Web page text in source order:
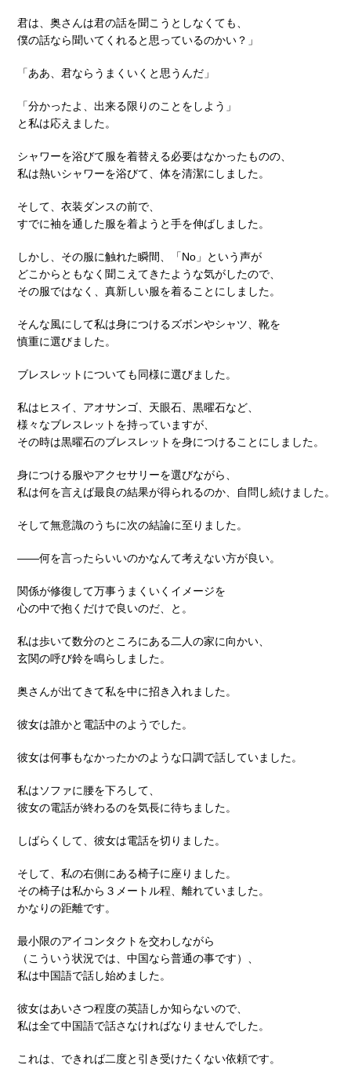
君は、奥さんは君の話を聞こうとしなくても、
僕の話なら聞いてくれると思っているのかい？」
「ああ、君ならうまくいくと思うんだ」
「分かったよ、出来る限りのことをしよう」
と私は応えました。
シャワーを浴びて服を着替える必要はなかったものの、
私は熱いシャワーを浴びて、体を清潔にしました。
そして、衣装ダンスの前で、
すでに袖を通した服を着ようと手を伸ばしました。
しかし、その服に触れた瞬間、「No」という声が
どこからともなく聞こえてきたような気がしたので、
その服ではなく、真新しい服を着ることにしました。
そんな風にして私は身につけるズボンやシャツ、靴を
慎重に選びました。
ブレスレットについても同様に選びました。
私はヒスイ、アオサンゴ、天眼石、黒曜石など、
様々なブレスレットを持っていますが、
その時は黒曜石のブレスレットを身につけることにしました。
身につける服やアクセサリーを選びながら、
私は何を言えば最良の結果が得られるのか、自問し続けました。
そして無意識のうちに次の結論に至りました。
――何を言ったらいいのかなんて考えない方が良い。
関係が修復して万事うまくいくイメージを
心の中で抱くだけで良いのだ、と。
私は歩いて数分のところにある二人の家に向かい、
玄関の呼び鈴を鳴らしました。
奥さんが出てきて私を中に招き入れました。
彼女は誰かと電話中のようでした。
彼女は何事もなかったかのような口調で話していました。
私はソファに腰を下ろして、
彼女の電話が終わるのを気長に待ちました。
しばらくして、彼女は電話を切りました。
そして、私の右側にある椅子に座りました。
その椅子は私から３メートル程、離れていました。
かなりの距離です。
最小限のアイコンタクトを交わしながら
（こういう状況では、中国なら普通の事です）、
私は中国語で話し始めました。
彼女はあいさつ程度の英語しか知らないので、
私は全て中国語で話さなければなりませんでした。
これは、できれば二度と引き受けたくない依頼です。